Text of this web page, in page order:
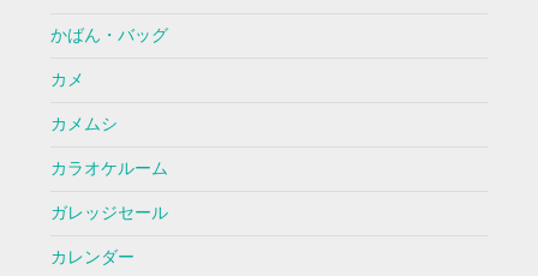
かばん・バッグ
カメ
カメムシ
カラオケルーム
ガレッジセール
カレンダー